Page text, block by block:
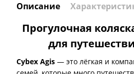
Описание
Прогулочная
для
Cybex Agis — это лёгкая и